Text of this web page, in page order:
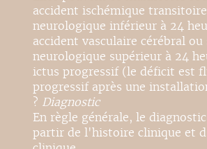
accident ischémique
neurologique inférieur à 24
accident vasculaire cérébral
neurologique supérieur à 24
ictus progressif (le déficit est
progressif après une
? Diagnostic
En règle générale, le
partir de l'histoire clinique et